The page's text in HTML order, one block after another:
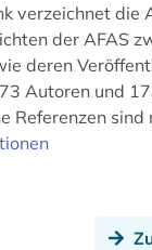
hispanistik (1)
hochenergiephysik (1)
hochgebirge (1)
verzeichnet die
der AFAS
deren
Autoren und
Referenzen sind